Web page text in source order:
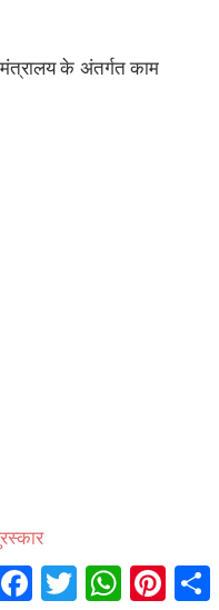
मंत्रालय के अंतर्गत काम
( Indian Council of
T
W
P